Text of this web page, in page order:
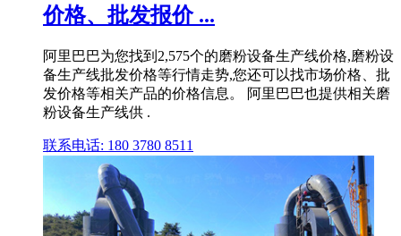
价格、批发报价 ...
阿里巴巴为您找到2,575个的磨粉设备生产线价格,磨粉设
备生产线批发价格等行情走势,您还可以找市场价格、批
发价格等相关产品的价格信息。 阿里巴巴也提供相关磨
粉设备生产线供 .
联系电话: 180 3780 8511